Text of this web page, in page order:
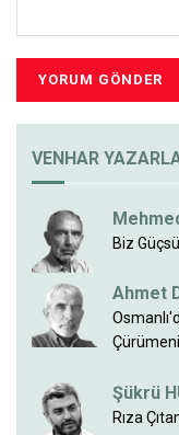
VENHAR
Biz
Ahmet
Şükrü
Rıza